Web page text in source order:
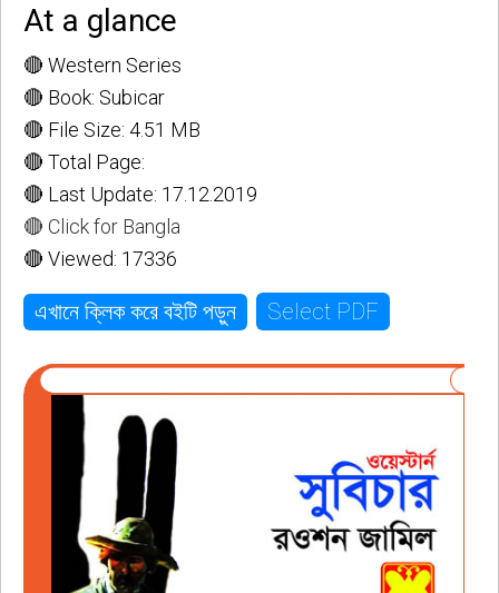
At a glance
🔴 Western Series
🔴 Book: Subicar
🔴 File Size: 4.51 MB
🔴 Total Page:
🔴 Last Update: 17.12.2019
🔴 Click for Bangla
🔴 Viewed: 17336
এখানে ক্লিক করে বইটি পড়ুন Select PDF